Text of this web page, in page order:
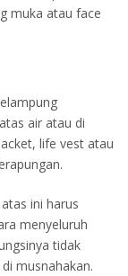
muka atau face
air atau di
life vest atau
ini harus
menyeluruh
tidak
musnahakan.